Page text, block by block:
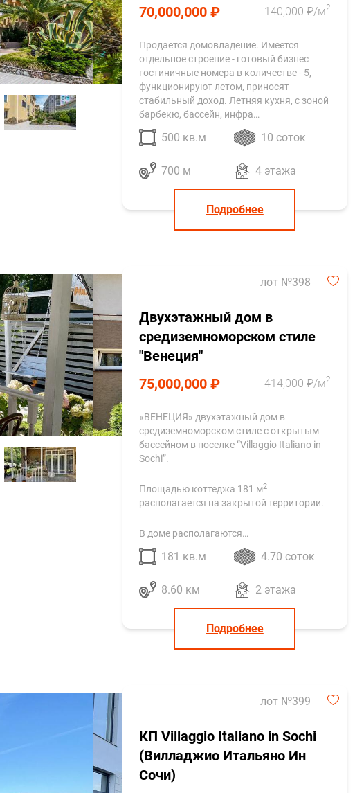
70,000,000 ₽
140,000 ₽/м2
Продается домовладение. Имеется
отдельное строение - готовый бизнес
гостиничные номера в количестве - 5,
функционируют летом, приносят
стабильный доход. Летняя кухня, с зоной
барбекю, бассейн, инфра…
500 кв.м 10 соток
700 м 4 этажа
Подробнее
лот №398
Двухэтажный дом в
средиземноморском стиле
"Венеция"
75,000,000 ₽
414,000 ₽/м2
«ВЕНЕЦИЯ» двухэтажный дом в
средиземноморском стиле с открытым
бассейном в поселке “Villaggio Italiano in
Sochi”.
Площадью коттеджа 181 м2
располагается на закрытой территории.
В доме располагаются…
181 кв.м 4.70 соток
8.60 км 2 этажа
Подробнее
лот №399
КП Villaggio Italiano in Sochi
(Вилладжио Итальяно Ин
Сочи)